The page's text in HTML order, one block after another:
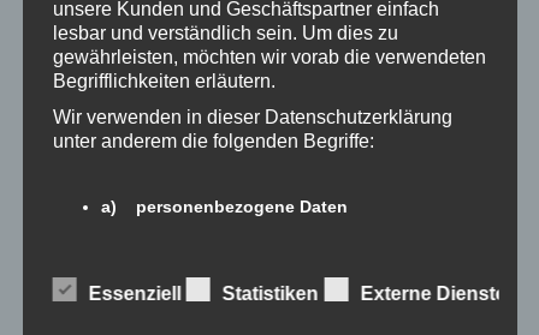
Zertifizierte MBSR-Lehrerin, Arbor-Seminare Freiburg und
Mitglied in der MBSR-Vereinigung Österreich, Burnout-
ExpertInnen-Lehrgang, Dipl. Coach, Biofeedback-
Trainerin, Berufsorientierungs- und Jobfinding Trainerin,
Waldorfpädagogin, Dipl. Biologin
Gesundheitshunderter)
unsere Kunden und Geschäftspartner einfach
lesbar und verständlich sein. Um dies zu
gewährleisten, möchten wir vorab die verwendeten
Begrifflichkeiten erläutern.
Wir verwenden in dieser Datenschutzerklärung
unter anderem die folgenden Begriffe:
a) personenbezogene Daten
Informationen, die sich auf eine identifizierte
oder identifizierbare natürliche Person (im
Essenziell Statistiken Externe Dienste